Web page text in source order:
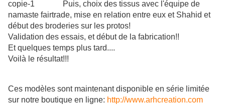
Puis, choix des tissus avec l'équipe de
namaste fairtrade, mise en relation entre eux et Shahid et
début des broderies sur les protos!
Validation des essais, et début de la fabrication!!
Et quelques temps plus tard....
Voilà le résultat!!!
Ces modèles sont maintenant disponible en série limitée
sur notre boutique en ligne: http://www.arhcreation.com